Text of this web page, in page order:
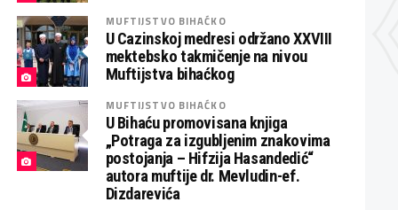
MUFTIJSTVO BIHAĆKO
U Cazinskoj medresi održano XXVIII
mektebsko takmičenje na nivou
Muftijstva bihaćkog
MUFTIJSTVO BIHAĆKO
U Bihaću promovisana knjiga
„Potraga za izgubljenim znakovima
postojanja – Hifzija Hasandedić“
autora muftije dr. Mevludin-ef.
Dizdarevića